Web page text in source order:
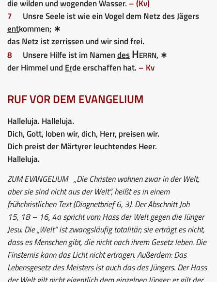
die wilden undwogenden Wasser. – (Kv)
7
Unsre Seele ist wie ein Vogel dem Netz des Jägers
entkommen; ∗
das Netz ist zerrissen und wir sind frei.
8
Unsere Hilfe ist im NamendesHerrn, ∗
der Himmel und Erde erschaffen hat. – Kv
RUF VOR DEM EVANGELIUM
Halleluja. Halleluja.
Dich, Gott, loben wir, dich, Herr, preisen wir.
Dich preist der Märtyrer leuchtendes Heer.
Halleluja.
ZUM EVANGELIUM„Die Christen wohnen zwar in der Welt,
aber sie sind nicht aus der Welt“, heißt es in einem
frühchristlichen Text (Diognetbrief 6, 3). Der Abschnitt Joh
15, 18 – 16, 4a spricht vom Hass der Welt gegen die Jünger
Jesu. Die „Welt“ ist zwangsläufig totalitär; sie erträgt es nicht,
dass es Menschen gibt, die nicht nach ihrem Gesetz leben. Die
Finsternis kann das Licht nicht ertragen. Außerdem: Das
Lebensgesetz des Meisters ist auch das des Jüngers. Der Hass